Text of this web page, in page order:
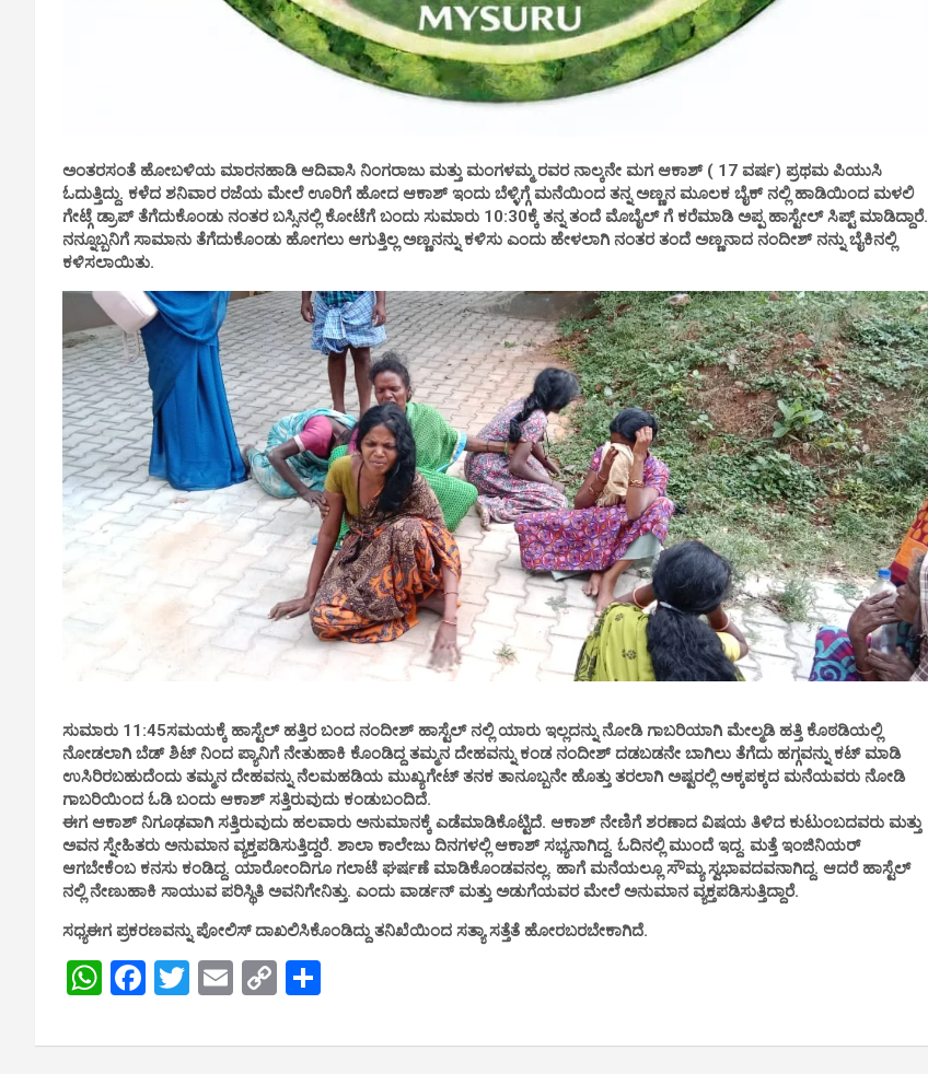
ಅಂತರಸಂತೆ ಹೋಬಳಿಯ ಮಾರನಹಾಡಿ ಆದಿವಾಸಿ ನಿಂಗರಾಜು ಮತ್ತು ಮಂಗಳಮ್ಮ ರವರ ನಾಲ್ಕನೇ ಮಗ ಆಕಾಶ್ ( 17 ವರ್ಷ) ಪ್ರಥಮ ಪಿಯುಸಿ
ಓದುತ್ತಿದ್ದು. ಕಳೆದ ಶನಿವಾರ ರಜೆಯ ಮೇಲೆ ಊರಿಗೆ ಹೋದ ಆಕಾಶ್ ಇಂದು ಬೆಳ್ಳಿಗ್ಗೆ ಮನೆಯಿಂದ ತನ್ನ ಅಣ್ಣನ ಮೂಲಕ ಬೈಕ್ ನಲ್ಲಿ ಹಾಡಿಯಿಂದ ಮಳಲಿ
ಗೇಟ್ಗೆ ಡ್ರಾಪ್ ತೆಗೆದುಕೊಂಡು ನಂತರ ಬಸ್ಸಿನಲ್ಲಿ ಕೋಟೆಗೆ ಬಂದು ಸುಮಾರು 10:30ಕ್ಕೆ ತನ್ನ ತಂದೆ ಮೊಬೈಲ್ ಗೆ ಕರೆಮಾಡಿ ಅಪ್ಪ ಹಾಸ್ಟೇಲ್ ಸಿಪ್ಟ್ ಮಾಡಿದ್ದಾರೆ.
ನನ್ನೂಬ್ಬನಿಗೆ ಸಾಮಾನು ತೆಗೆದುಕೊಂಡು ಹೋಗಲು ಆಗುತ್ತಿಲ್ಲ ಅಣ್ಣನನ್ನು ಕಳಿಸು ಎಂದು ಹೇಳಲಾಗಿ ನಂತರ ತಂದೆ ಅಣ್ಣನಾದ ನಂದೀಶ್ ನನ್ನು ಬೈಕಿನಲ್ಲಿ
ಕಳಿಸಲಾಯಿತು.
ಸುಮಾರು 11:45ಸಮಯಕ್ಕೆ ಹಾಸ್ಟೆಲ್ ಹತ್ತಿರ ಬಂದ ನಂದೀಶ್ ಹಾಸ್ಟೆಲ್ ನಲ್ಲಿ ಯಾರು ಇಲ್ಲದನ್ನು ನೋಡಿ ಗಾಬರಿಯಾಗಿ ಮೇಲ್ಮಡಿ ಹತ್ತಿ ಕೊಠಡಿಯಲ್ಲಿ
ನೋಡಲಾಗಿ ಬೆಡ್ ಶಿಟ್ ನಿಂದ ಪ್ಯಾನಿಗೆ ನೇತುಹಾಕಿ ಕೊಂಡಿದ್ದ ತಮ್ಮನ ದೇಹವನ್ನು ಕಂಡ ನಂದೀಶ್ ದಡಬಡನೇ ಬಾಗಿಲು ತೆಗೆದು ಹಗ್ಗವನ್ನು ಕಟ್ ಮಾಡಿ
ಉಸಿರಿರಬಹುದೆಂದು ತಮ್ಮನ ದೇಹವನ್ನು ನೆಲಮಹಡಿಯ ಮುಖ್ಯಗೇಟ್ ತನಕ ತಾನೂಬ್ಬನೇ ಹೊತ್ತು ತರಲಾಗಿ ಅಷ್ಟರಲ್ಲಿ ಅಕ್ಕಪಕ್ಕದ ಮನೆಯವರು ನೋಡಿ
ಗಾಬರಿಯಿಂದ ಓಡಿ ಬಂದು ಆಕಾಶ್ ಸತ್ತಿರುವುದು ಕಂಡುಬಂದಿದೆ.
ಈಗ ಆಕಾಶ್ ನಿಗೂಢವಾಗಿ ಸತ್ತಿರುವುದು ಹಲವಾರು ಅನುಮಾನಕ್ಕೆ ಎಡೆಮಾಡಿಕೊಟ್ಟಿದೆ. ಆಕಾಶ್ ನೇಣಿಗೆ ಶರಣಾದ ವಿಷಯ ತಿಳಿದ ಕುಟುಂಬದವರು ಮತ್ತು
ಅವನ ಸ್ನೇಹಿತರು ಅನುಮಾನ ವ್ಯಕ್ತಪಡಿಸುತ್ತಿದ್ದರೆ. ಶಾಲಾ ಕಾಲೇಜು ದಿನಗಳಲ್ಲಿ ಆಕಾಶ್ ಸಭ್ಯನಾಗಿದ್ದ. ಓದಿನಲ್ಲಿ ಮುಂದೆ ಇದ್ದ. ಮತ್ತೆ ಇಂಜಿನಿಯರ್
ಆಗಬೇಕೆಂಬ ಕನಸು ಕಂಡಿದ್ದ. ಯಾರೋಂದಿಗೂ ಗಲಾಟೆ ಘರ್ಷಣೆ ಮಾಡಿಕೊಂಡವನಲ್ಲ. ಹಾಗೆ ಮನೆಯಲ್ಲೂ ಸೌಮ್ಯ ಸ್ವಭಾವದವನಾಗಿದ್ದ. ಆದರೆ ಹಾಸ್ಟೆಲ್
ನಲ್ಲಿ ನೇಣುಹಾಕಿ ಸಾಯುವ ಪರಿಸ್ಥಿತಿ ಅವನಿಗೇನಿತ್ತು. ಎಂದು ವಾರ್ಡನ್ ಮತ್ತು ಅಡುಗೆಯವರ ಮೇಲೆ ಅನುಮಾನ ವ್ಯಕ್ತಪಡಿಸುತ್ತಿದ್ದಾರೆ.
ಸಧ್ಯಈಗ ಪ್ರಕರಣವನ್ನು ಪೋಲಿಸ್ ದಾಖಲಿಸಿಕೊಂಡಿದ್ದು ತನಿಖೆಯಿಂದ ಸತ್ಯಾ ಸತ್ತೆತೆ ಹೋರಬರಬೇಕಾಗಿದೆ.
W
at
F
ce
T
tt
E
ail
C
py ar